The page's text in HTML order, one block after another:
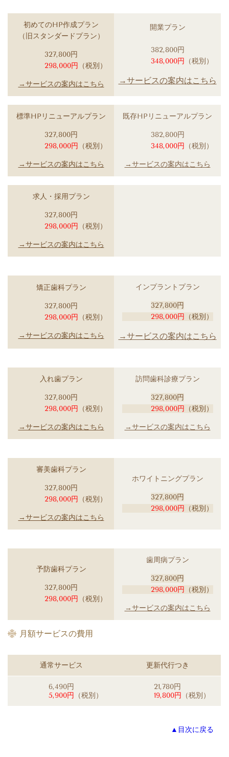
初めてのHP作成プラン
（旧スタンダードプラン）
327,800円
298,000円 （税別）
→サービスの案内はこちら
開業プラン
382,800円
348,000円 （税別）
→サービスの案内はこちら
標準HPリニューアルプラン
327,800円
298,000円 （税別）
→サービスの案内はこちら
既存HPリニューアルプラン
382,800円
348,000円 （税別）
→サービスの案内はこちら
求人・採用プラン
327,800円
298,000円 （税別）
→サービスの案内はこちら
矯正歯科プラン
327,800円
298,000円 （税別）
→サービスの案内はこちら
インプラントプラン
327,800円
298,000円 （税別）
→サービスの案内はこちら
入れ歯プラン
327,800円
298,000円 （税別）
→サービスの案内はこちら
訪問歯科診療プラン
327,800円
298,000円 （税別）
→サービスの案内はこちら
審美歯科プラン
327,800円
298,000円 （税別）
→サービスの案内はこちら
ホワイトニングプラン
327,800円
298,000円 （税別）
予防歯科プラン
327,800円
298,000円 （税別）
歯周病プラン
327,800円
298,000円 （税別）
→サービスの案内はこちら
月額サービスの費用
通常サービス 更新代行つき
6,490円
5,900円 （税別）
21,780円
19,800円 （税別）
▲目次に戻る